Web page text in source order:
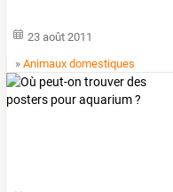
23 août 2011
»Animaux domestiques